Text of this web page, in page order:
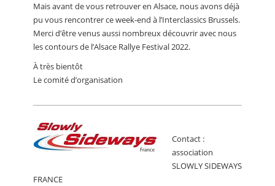
Mais avant de vous retrouver en Alsace, nous avons déjà
pu vous rencontrer ce week-end à l’Interclassics Brussels.
Merci d’être venus aussi nombreux découvrir avec nous
les contours de l’Alsace Rallye Festival 2022.
À très bientôt
Le comité d’organisation
Contact :
association
SLOWLY SIDEWAYS
FRANCE